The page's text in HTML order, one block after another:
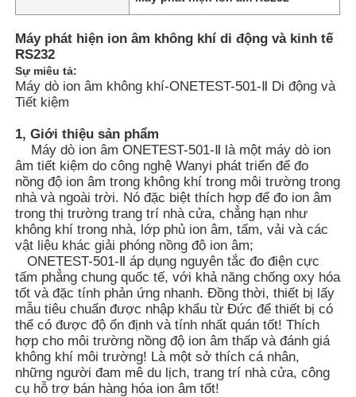
Nhà
Máy phát hiện ion âm không khí di động và kinh tế
RS232
Sự miêu tả:
Máy dò ion âm không khí-ONETEST-501-Ⅱ Di động và
Tiết kiệm
1, Giới thiệu sản phẩm
Máy dò ion âm ONETEST-501-Ⅱ là một máy dò ion
âm tiết kiệm do công nghệ Wanyi phát triển để đo
nồng độ ion âm trong không khí trong môi trường trong
nhà và ngoài trời. Nó đặc biệt thích hợp để đo ion âm
trong thị trường trang trí nhà cửa, chẳng hạn như
không khí trong nhà, lớp phủ ion âm, tấm, vải và các
vật liệu khác giải phóng nồng độ ion âm;
ONETEST-501-Ⅱ áp dụng nguyên tắc đo điện cực
tấm phẳng chung quốc tế, với khả năng chống oxy hóa
tốt và đặc tính phản ứng nhanh. Đồng thời, thiết bị lấy
mẫu tiêu chuẩn được nhập khẩu từ Đức để thiết bị có
thể có được độ ổn định và tính nhất quán tốt! Thích
hợp cho môi trường nồng độ ion âm thấp và đánh giá
không khí môi trường! Là một sở thích cá nhân,
những người đam mê du lịch, trang trí nhà cửa, công
cụ hỗ trợ bán hàng hóa ion âm tốt!